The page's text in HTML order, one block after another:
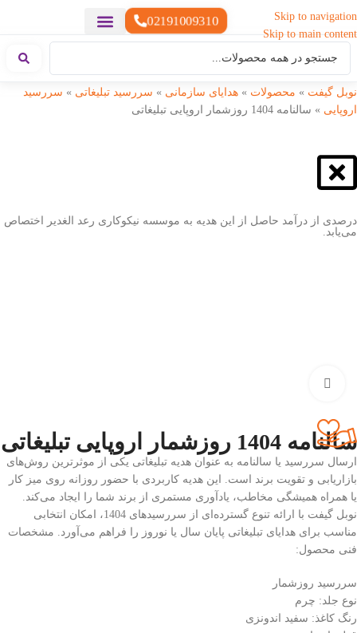
Skip to navigation
Skip to main content
02191009310
نوبل گیفت » محصولات » هدایای سازمانی » سررسید تبلیغاتی » سررسید
اروپایی » سالنامه 1404 روزشمار اروپایی تبلیغاتی
درصدی از درآمد حاصل از این هدیه به موسسه نیکوکاری رعد الغدیر اختصاص
می‌یابد.
سالنامه 1404 روزشمار اروپایی تبلیغاتی
ارسال سررسید یا سالنامه به عنوان هدیه تبلیغاتی یکی از موثرترین روش‌های
بازاریابی و تقویت برند است. این هدیه کاربردی با حضور روزانه روی میز کار
یا همراه همیشگی مخاطب، یادآوری مستمری از برند شما را ایجاد می‌کند.
نوبل گیفت با ارائه تنوع گسترده‌ای از سررسیدهای 1404، امکان انتخابی
مناسب برای هدایای تبلیغاتی پایان سال یا نوروز را فراهم می‌آورد. مشخصات
فنی محصول:
سررسید روزشمار
نوع جلد: چرم
رنگ کاغذ: سفید اندونزی